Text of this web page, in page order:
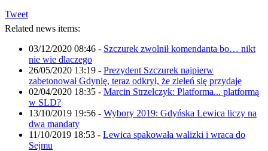
Tweet
Related news items:
03/12/2020 08:46 - Szczurek zwolnił komendanta bo… nikt
nie wie dlaczego
26/05/2020 13:19 - Prezydent Szczurek najpierw
zabetonował Gdynię, teraz odkrył, że zieleń się przydaje
02/04/2020 18:35 - Marcin Strzelczyk: Platforma... platformą
w SLD?
13/10/2019 19:56 - Wybory 2019: Gdyńska Lewica liczy na
dwa mandaty
11/10/2019 18:53 - Lewica spakowała walizki i wraca do
Sejmu